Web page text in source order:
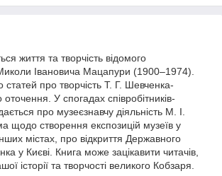
життя та творчість відомого
Івановича Мацапури (1900–1974).
статей про творчість Т. Г. Шевченка-
У спогадах співробітників-
про музеєзнавчу діяльність М. І.
щодо створення експозицій музеїв у
містах, про відкриття Державного
у Києві. Книга може зацікавити читачів,
історії та творчості великого Кобзаря.